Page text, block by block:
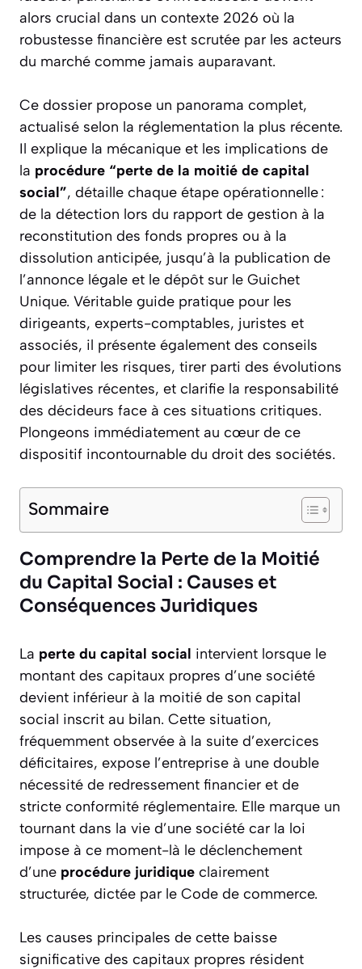
alors crucial dans un contexte 2026 où la
robustesse financière est scrutée par les acteurs
du marché comme jamais auparavant.
Ce dossier propose un panorama complet,
actualisé selon la réglementation la plus récente.
Il explique la mécanique et les implications de
la procédure “perte de la moitié de capital
social”, détaille chaque étape opérationnelle :
de la détection lors du rapport de gestion à la
reconstitution des fonds propres ou à la
dissolution anticipée, jusqu’à la publication de
l’annonce légale et le dépôt sur le Guichet
Unique. Véritable guide pratique pour les
dirigeants, experts-comptables, juristes et
associés, il présente également des conseils
pour limiter les risques, tirer parti des évolutions
législatives récentes, et clarifie la responsabilité
des décideurs face à ces situations critiques.
Plongeons immédiatement au cœur de ce
dispositif incontournable du droit des sociétés.
Sommaire
Comprendre la Perte de la Moitié
du Capital Social : Causes et
Conséquences Juridiques
La perte du capital social intervient lorsque le
montant des capitaux propres d’une société
devient inférieur à la moitié de son capital
social inscrit au bilan. Cette situation,
fréquemment observée à la suite d’exercices
déficitaires, expose l’entreprise à une double
nécessité de redressement financier et de
stricte conformité réglementaire. Elle marque un
tournant dans la vie d’une société car la loi
impose à ce moment-là le déclenchement
d’une procédure juridique clairement
structurée, dictée par le Code de commerce.
Les causes principales de cette baisse
significative des capitaux propres résident